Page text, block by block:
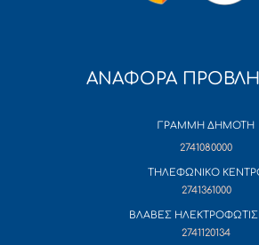
ΑΝΑΦΟΡΑ
ΓΡΑΜΜΗ ΔΗΜΟΤΗ
2741080000
ΤΗΛΕΦΩΝΙΚΟ
2741361000
ΒΛΑΒΕΣ
2741120134